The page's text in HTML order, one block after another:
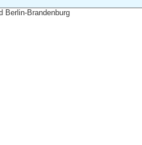
Berlin-Brandenburg